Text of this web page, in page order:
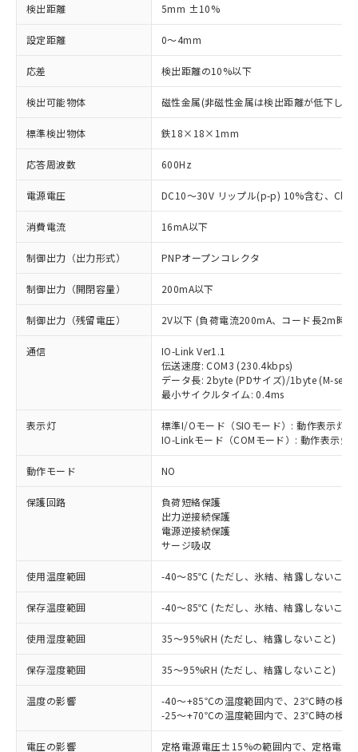
検出距離 5mm ±10%
設定距離 0～4mm
応差 検出距離の10%以下
検出可能物体 磁性金属(非磁性金属は検出距離が低下しま
標準検出物体 鉄18×18×1mm
応答周波数 600Hz
電源電圧 DC10～30V リップル(p-p) 10%含む、
消費電流 16mA以下
制御出力（出力形式） PNPオープンコレクタ
制御出力（開閉容量） 200mA以下
制御出力（残留電圧） 2V以下 (負荷電流200mA、コード長2m時)
通信
IO-Link Ver1.1
伝送速度: COM3 (230.4kbps)
データ長: 2byte (PDサイズ)/1byte (M-
最小サイクルタイム: 0.4ms
表示灯
標準I/Oモード（SIOモード）: 動作表示灯(
IO-Linkモード（COMモード）: 動作表示
動作モード NO
保護回路
負荷短絡保護
出力逆接続保護
電源逆接続保護
サージ吸収
使用温度範囲 -40～85℃ (ただし、氷結、結露しないこと)
保存温度範囲 -40～85℃ (ただし、氷結、結露しないこと)
使用湿度範囲 35～95%RH (ただし、結露しないこと)
保存湿度範囲 35～95%RH (ただし、結露しないこと)
温度の影響
-40～+85℃の温度範囲内で、23℃時の検
-25～+70℃の温度範囲内で、23℃時の検
電圧の影響 定格電源電圧±15%の範囲内で、定格電
ご利用条件
以下の条件をお読みいただき、同意のうえ
ご利用ください。
本サービスは、当社制御機器事業取扱
商品の当社在庫状況および標準価格
(税抜)を提供させていただくもので
当社制御機器事業取扱商品の中には、
本サービスの対象外となる商品もある
対応済み：EU RoHS指令（10物質）の
非含有に対応した製品が提供可能な商品で
対応予定：EU RoHS指令（10物質）の非含
有に対応した製品に切り替える予定のある
商品です。
対応予定なし：EU RoHS指令（10物質）の
非含有に非対応の商品で、対応品を出す予
調査・確認中：EU RoHS指令（10物質）の
非含有の対応状況を調査中または確認中の
商品です。
非該当品：ライセンス料など無形物で、有
害物質有無と関係のない商品です。
仕入先様の事情により、非含有部品として
いたものが、含有品と判明した場合などや
※1 中国RoHS○×表
「○」：最大均質材料含有率が中国RoHSの
基準値以下であることを示します。
「×」：最大均質材料含有率が中国RoHSの
基準値を超えていることを示します。